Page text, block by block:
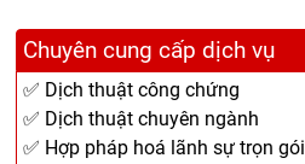
Chuyên cung cấp dịch vụ
✅ Dịch thuật công chứng
✅ Dịch thuật chuyên ngành
✅ Hợp pháp hoá lãnh sự trọn gói